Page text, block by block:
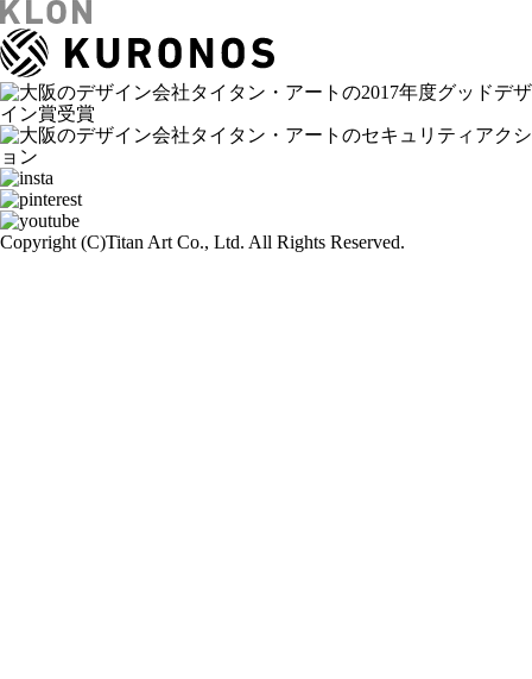
Copyright (C)Titan Art Co., Ltd. All Rights Reserved.